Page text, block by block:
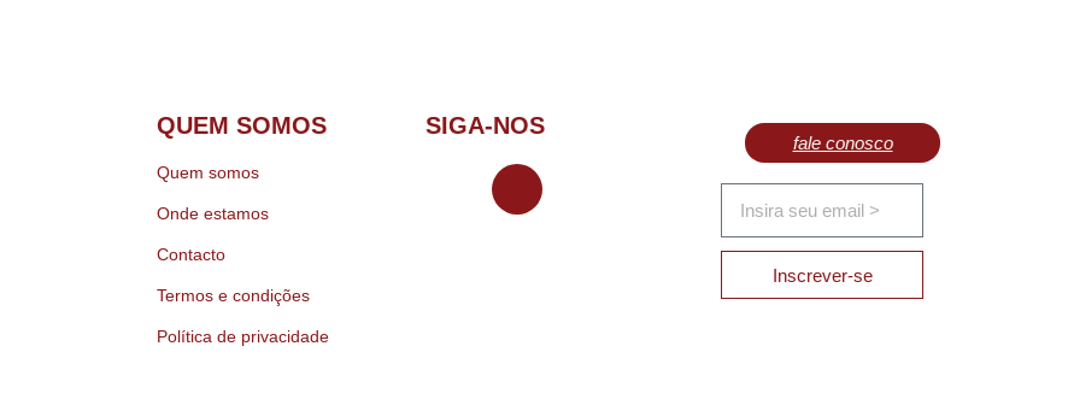
QUEM SOMOS
Quem somos
Onde estamos
Contacto
Termos e condições
Política de privacidade
SIGA-NOS
fale conosco
Inscrever-se